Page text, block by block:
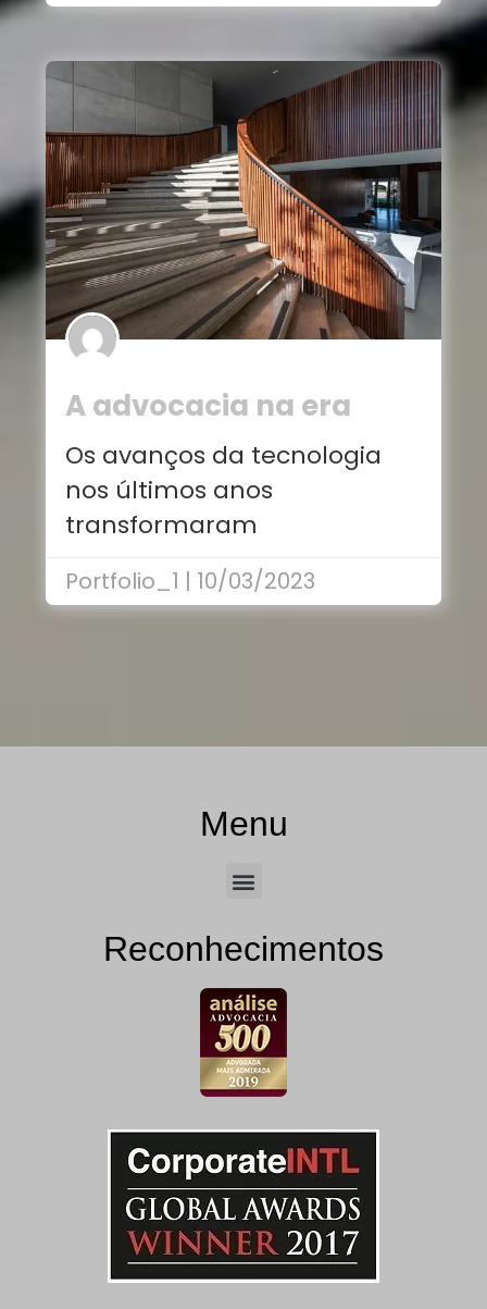
A advocacia na era
digital: o papel do
advogado em tempos
de mudanças
Os avanços da tecnologia
nos últimos anos
transformaram
completamente a maneira
como…
Portfolio_1 | 10/03/2023
Menu
Reconhecimentos